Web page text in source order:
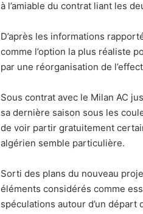
à l’amiable du contrat liant les
D’après les informations
comme l’option la plus réaliste
par une réorganisation de
Sous contrat avec le Milan AC
sa dernière saison sous les
de voir partir gratuitement
algérien semble particulière.
Sorti des plans du nouveau
éléments considérés comme
spéculations autour d’un départ